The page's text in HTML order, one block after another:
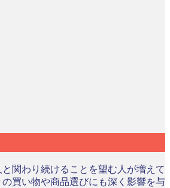
関わり続けることを望む人が増えて
買い物や商品選びにも深く影響を与